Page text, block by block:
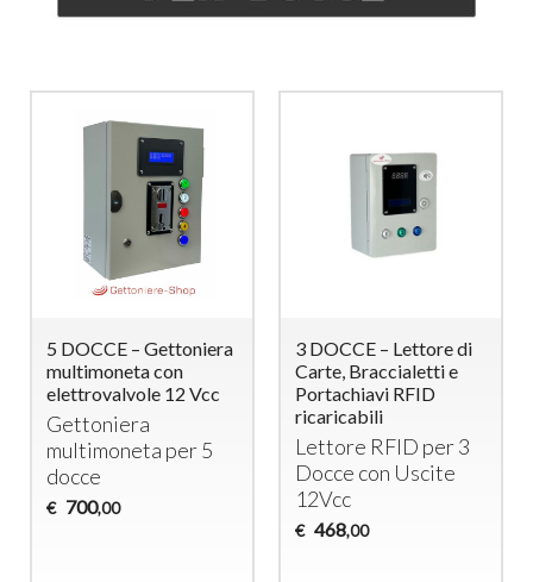
5 DOCCE – Gettoniera
multimoneta con
elettrovalvole 12 Vcc
Gettoniera
multimoneta per 5
docce
€ 700,00
3 DOCCE – Lettore di
Carte, Braccialetti e
Portachiavi RFID
ricaricabili
Lettore RFID per 3
Docce con Uscite
12Vcc
€ 468,00